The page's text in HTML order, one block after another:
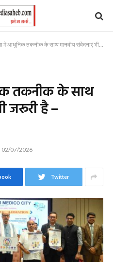
आधुनिक तकनीक के साथ मानवीय संवेदनाएं भी जरूरी है – राज्यपाल डेका
तकनीक के साथ
जरूरी है –
02/07/2026
Twitter